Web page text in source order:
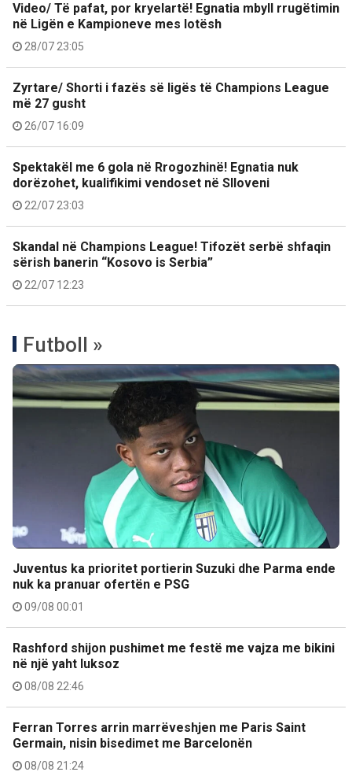
Video/ Të pafat, por kryelartë! Egnatia mbyll rrugëtimin
në Ligën e Kampioneve mes lotësh
28/07 23:05
Zyrtare/ Shorti i fazës së ligës të Champions League
më 27 gusht
26/07 16:09
Spektakël me 6 gola në Rrogozhinë! Egnatia nuk
dorëzohet, kualifikimi vendoset në Slloveni
22/07 23:03
Skandal në Champions League! Tifozët serbë shfaqin
sërish banerin “Kosovo is Serbia”
22/07 12:23
Futboll »
Juventus ka prioritet portierin Suzuki dhe Parma ende
nuk ka pranuar ofertën e PSG
09/08 00:01
Rashford shijon pushimet me festë me vajza me bikini
në një yaht luksoz
08/08 22:46
Ferran Torres arrin marrëveshjen me Paris Saint
Germain, nisin bisedimet me Barcelonën
08/08 21:24